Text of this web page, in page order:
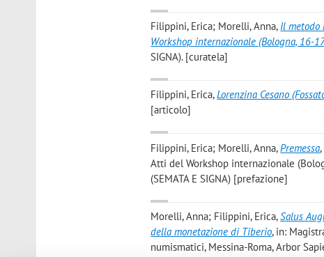
Filippini, Erica; Morelli, Anna, Il metodo
Workshop internazionale (Bologna, 16-
SIGNA). [curatela]
Filippini, Erica,Lorenzina Cesano
[articolo]
Filippini, Erica; Morelli, Anna,Premessa
Atti del Workshop internazionale
(SEMATA E SIGNA) [prefazione]
Morelli, Anna; Filippini, Erica,Salus
della monetazione di Tiberio, in:
numismatici, Messina-Roma, Arbor